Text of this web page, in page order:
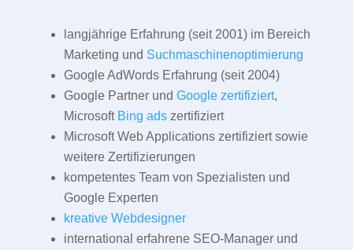
langjährige Erfahrung (seit 2001) im Bereich
Marketing und Suchmaschinenoptimierung
Google AdWords Erfahrung (seit 2004)
Google Partner und Google zertifiziert,
Microsoft Bing adszertifiziert
Microsoft Web Applications zertifiziert sowie
weitere Zertifizierungen
kompetentes Team von Spezialisten und
Google Experten
kreative Webdesigner
international erfahrene SEO-Manager und